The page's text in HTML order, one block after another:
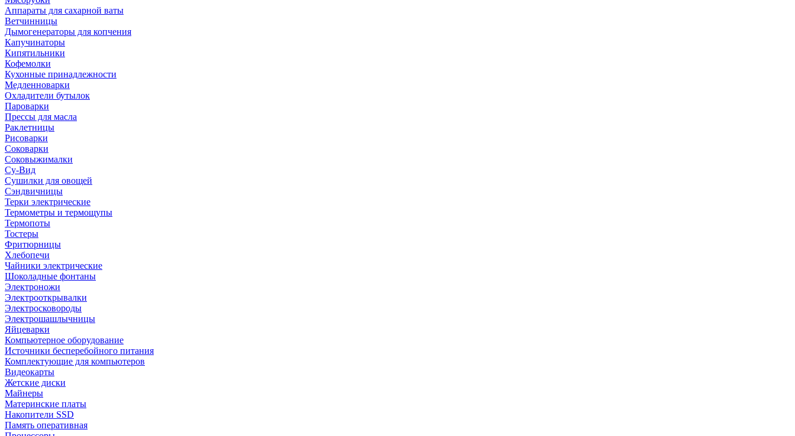
Аппараты для сахарной ваты
Ветчинницы
Дымогенераторы для копчения
Капучинаторы
Кипятильники
Кофемолки
Кухонные принадлежности
Медленноварки
Охладители бутылок
Пароварки
Прессы для масла
Раклетницы
Рисоварки
Соковарки
Соковыжималки
Су-Вид
Сушилки для овощей
Сэндвичницы
Терки электрические
Термометры и термощупы
Термопоты
Тостеры
Фритюрницы
Хлебопечи
Чайники электрические
Шоколадные фонтаны
Электроножи
Электрооткрывалки
Электросковороды
Электрошашлычницы
Яйцеварки
Компьютерное оборудование
Источники бесперебойного питания
Комплектующие для компьютеров
Видеокарты
Жетские диски
Майнеры
Материнские платы
Накопители SSD
Память оперативная